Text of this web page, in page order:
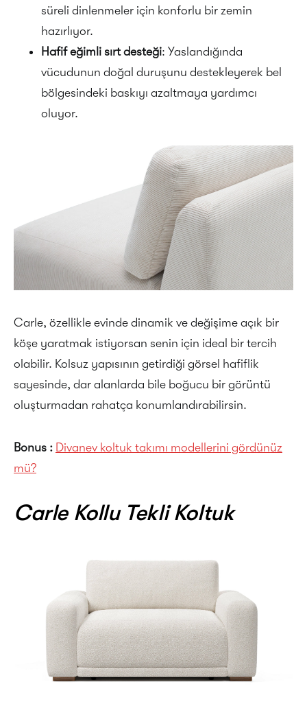
süreli dinlenmeler için konforlu bir zemin
hazırlıyor.
Hafif eğimli sırt desteği: Yaslandığında
vücudunun doğal duruşunu destekleyerek bel
bölgesindeki baskıyı azaltmaya yardımcı
oluyor.
Carle, özellikle evinde dinamik ve değişime açık bir
köşe yaratmak istiyorsan senin için ideal bir tercih
olabilir. Kolsuz yapısının getirdiği görsel hafiflik
sayesinde, dar alanlarda bile boğucu bir görüntü
oluşturmadan rahatça konumlandırabilirsin.
Bonus : Divanev koltuk takımı modellerini gördünüz
mü?
Carle Kollu Tekli Koltuk